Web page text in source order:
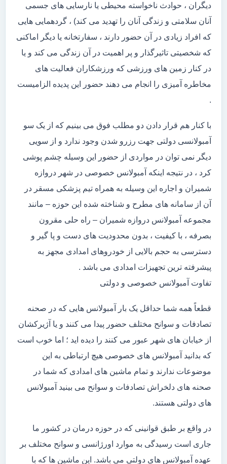
دیگران ، حوادث ناخواسته محیطی یا نارسایی های جسمی
آنان سلامتی و زندگی آنان را تهدید می کند) ، گردهمایی هایی
که افراد زیادی در آن حضور دارند ، سفارتخانه یا دیگر اماکنی
که شخصیتی تاثیرگذار و پر اهمیت در آن زندگی می کند و یا
در کنار زمین های ورزشی که ورزشکاران فعالیت های
مخاطره آمیزی را انجام می دهند حضور این پدیده الزامیست
.
با کنار هم قرار دادن دو مطلب فوق می بینیم که از یک سو
آمبولانسی دولتی جهت رزرو شدن وجود ندارد و از سویی
دیگر نمی توان در مواردی از حضور این وسیله چشم پوشی
کرد ، در نتیجه اینکه آمبولانس خصوصی در شهر دروازه
شمیران و اجاره این وسیله به همراه تیم پزشکی مسقر در
آن از سامانه های مطرح و شناخته شده این حوزه – مانند
مجموعه آمبولانس دروازه شمیران – راه حلی مقرون
بصرفه ، با کیفیت ، بدون محدودیت های دست و پا گیر و
دسترسی به حجم بالایی از خودروهای امدادی مجهز به
پیشرفته ترین تجهیزات امدادی می باشد .
تفاوت آمبولانس خصوصی و دولتی
قطعاً همه شما حداقل یک بار آمبولانس هایی که در صحنه
تصادفات و سوانح مختلف حضور پیدا می کنند و یا آژیرکشان
از خیابان های شهر عبور می کنند را دیده اید ؛ اما خوب است
که بدانید آمبولانس های خصوصی هیچ ارتباطی به این
موضوعات ندارند و تمام ماشین های امدادی که شما در
صحنه های دلخراش تصادفات و سوانح می بینید آمبولانس
های دولتی هستند.
در واقع بر طبق قوانینی که در حوزه درمان در کشور ما
جاری است رسیدگی به موارد اورژانسی و سوانح مختلف بر
عهده آمبولانس های دولتی می باشد. این ماشین ها که با